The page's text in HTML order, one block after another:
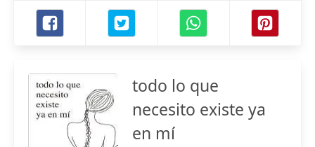
todo lo que
necesito existe ya
en mí